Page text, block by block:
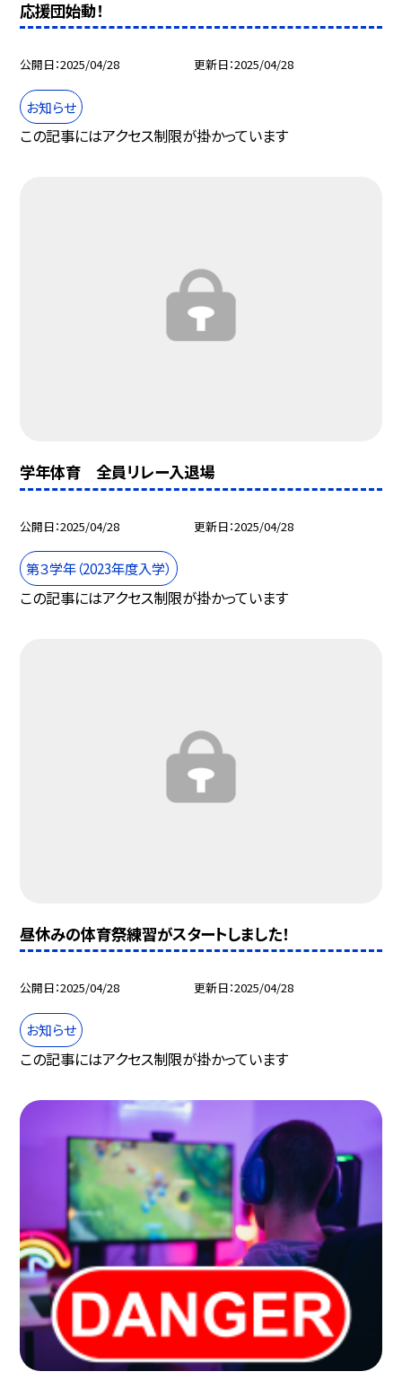
応援団始動！
公開日 2025/04/28 更新日 2025/04/28
お知らせ
この記事にはアクセス制限が掛かっています
学年体育 全員リレー入退場
公開日 2025/04/28 更新日 2025/04/28
第３学年（2023年度入学）
この記事にはアクセス制限が掛かっています
昼休みの体育祭練習がスタートしました！
公開日 2025/04/28 更新日 2025/04/28
お知らせ
この記事にはアクセス制限が掛かっています